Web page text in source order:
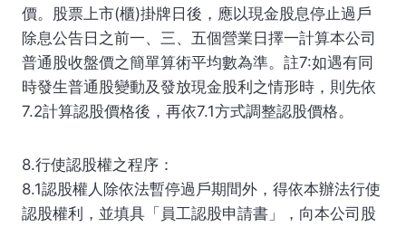
價。股票上市(櫃)掛牌日後，應以現金股息停止過戶
除息公告日之前一、三、五個營業日擇一計算本公司
普通股收盤價之簡單算術平均數為準。註7:如遇有同
時發生普通股變動及發放現金股利之情形時，則先依
7.2計算認股價格後，再依7.1方式調整認股價格。
8.行使認股權之程序：
8.1認股權人除依法暫停過戶期間外，得依本辦法行使
認股權利，並填具「員工認股申請書」，向本公司股